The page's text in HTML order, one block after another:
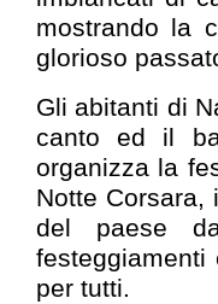
mostrando la
glorioso
Gli abitanti di
canto ed il
organizza la
Notte Corsara,
del paese
per tutti.